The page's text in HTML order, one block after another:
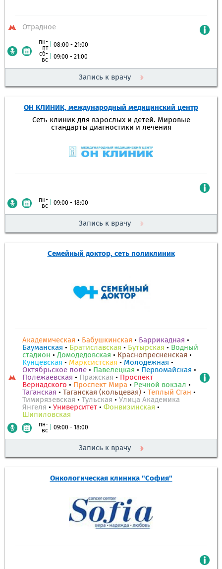
Отрадное
пн-
пт| 08:00 - 21:00
сб-
вс
09:00 - 21:00
Запись к врачу
ОН КЛИНИК, международный медицинский центр
Сеть клиник для взрослых и детей. Мировые
стандарты диагностики и лечения
пн-
вс
09:00 - 18:00
Запись к врачу
Семейный доктор, сеть поликлиник
Академическая • Бабушкинская • Баррикадная •
Бауманская • Братиславская • Бутырская • Водный
стадион •Домодедовская • Краснопресненская •
Кунцевская • Марксистская • Молодежная •
Октябрьское поле • Павелецкая • Первомайская •
Полежаевская • Пражская • Проспект
Вернадского • Проспект Мира • Речной вокзал •
Таганская • Таганская (кольцевая) • Теплый Стан •
Тимирязевская • Тульская • Улица Академика
Янгеля • Университет • Фонвизинская •
Шипиловская
пн-
вс
09:00 - 18:00
Запись к врачу
Онкологическая клиника "София"